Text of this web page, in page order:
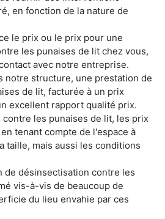
en fonction de la nature de
le prix ou le prix pour une
les punaises de lit chez vous,
avec notre entreprise.
notre structure, une prestation de
de lit, facturée à un prix
excellent rapport qualité prix.
les punaises de lit, les prix
tenant compte de l'espace à
taille, mais aussi les conditions
de désinsectisation contre les
vis-à-vis de beaucoup de
du lieu envahie par ces